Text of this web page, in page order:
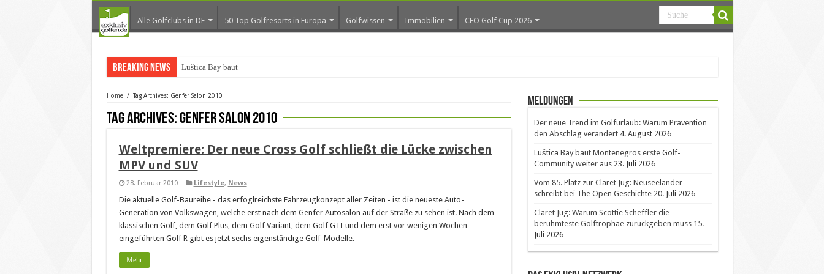
Alle Golfclubs in DE 50 Top Golfresorts in Europa Golfwissen Immobilien CEO Golf Cup 2026
Breaking News Luštica Bay baut Montene
Home / Tag Archives: Genfer Salon 2010
Tag Archives:Genfer Salon 2010
Weltpremiere: Der neue Cross Golf schließt die Lücke zwischen
MPV und SUV
28. Februar 2010 Lifestyle, News
Die aktuelle Golf-Baureihe - das erfoglreichste Fahrzeugkonzept aller Zeiten - ist die neueste Auto-
Generation von Volkswagen, welche erst nach dem Genfer Autosalon auf der Straße zu sehen ist. Nach dem
klassischen Golf, dem Golf Plus, dem Golf Variant, dem Golf GTI und dem erst vor wenigen Wochen
eingeführten Golf R gibt es jetzt sechs eigenständige Golf-Modelle.
Mehr
Meldungen
Der neue Trend im Golfurlaub: Warum Prävention
den Abschlag verändert 4. August 2026
Luštica Bay baut Montenegros erste Golf-
Community weiter aus 23. Juli 2026
Vom 85. Platz zur Claret Jug: Neuseeländer
schreibt bei The Open Geschichte 20. Juli 2026
Claret Jug: Warum Scottie Scheffler die
berühmteste Golftrophäe zurückgeben muss 15.
Juli 2026